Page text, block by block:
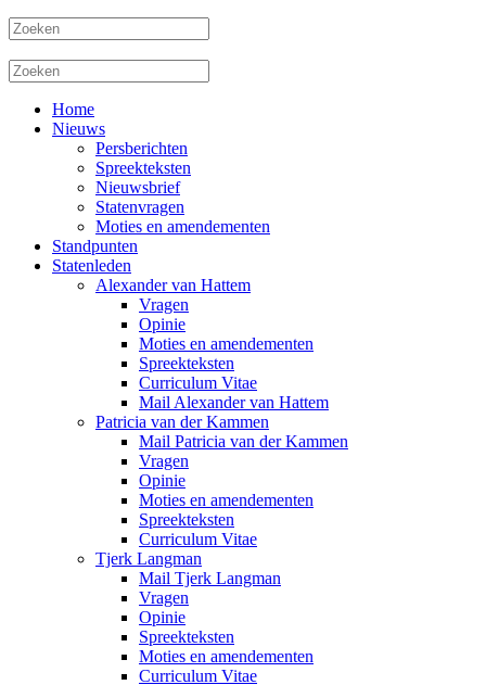
Home
Nieuws
Persberichten
Spreekteksten
Nieuwsbrief
Statenvragen
Moties en amendementen
Standpunten
Statenleden
Alexander van Hattem
Vragen
Opinie
Moties en amendementen
Spreekteksten
Curriculum Vitae
Mail Alexander van Hattem
Patricia van der Kammen
Mail Patricia van der Kammen
Vragen
Opinie
Moties en amendementen
Spreekteksten
Curriculum Vitae
Tjerk Langman
Mail Tjerk Langman
Vragen
Opinie
Spreekteksten
Moties en amendementen
Curriculum Vitae